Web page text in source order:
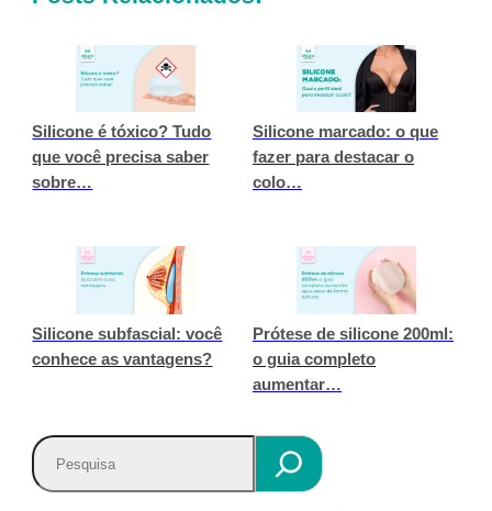
Silicone é tóxico? Tudo
que você precisa saber
sobre…
Silicone marcado: o que
fazer para destacar o
colo…
Silicone subfascial: você
conhece as vantagens?
Prótese de silicone 200ml:
o guia completo
aumentar…
P
e